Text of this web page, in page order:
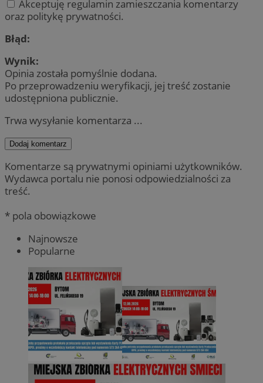
Akceptuję regulamin zamieszczania komentarzy
oraz politykę prywatności.
Błąd:
Wynik:
Opinia została pomyślnie dodana.
Po przeprowadzeniu weryfikacji, jej treść zostanie
udostępniona publicznie.
Trwa wysyłanie komentarza ...
Dodaj komentarz
Komentarze są prywatnymi opiniami użytkowników.
Wydawca portalu nie ponosi odpowiedzialności za
treść.
* pola obowiązkowe
Najnowsze
Popularne